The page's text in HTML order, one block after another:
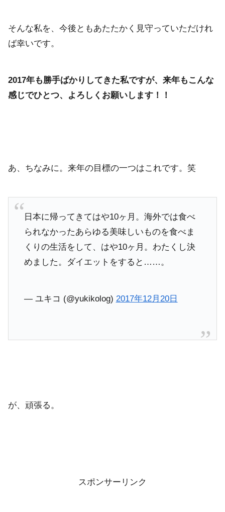
そんな私を、今後ともあたたかく見守っていただけれ
ば幸いです。
2017年も勝手ばかりしてきた私ですが、来年もこんな
感じでひとつ、よろしくお願いします！！
あ、ちなみに。来年の目標の一つはこれです。笑
日本に帰ってきてはや10ヶ月。海外では食べ
られなかったあらゆる美味しいものを食べま
くりの生活をして、はや10ヶ月。わたくし決
めました。ダイエットをすると……。
— ユキコ (@yukikolog) 2017年12月20日
が、頑張る。
スポンサーリンク